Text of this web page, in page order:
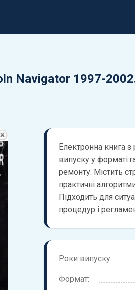
Navigator 1997-2002.
Електронна книга
випуску у форматі
ремонту. Містить
практичні
Підходить для
процедур і
Роки випуску:
Формат: